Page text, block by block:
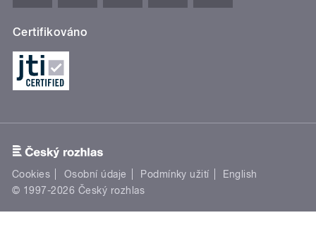
Certifikováno
Cookies Osobní údaje Podmínky užití
English
© 1997-2026 Český rozhlas